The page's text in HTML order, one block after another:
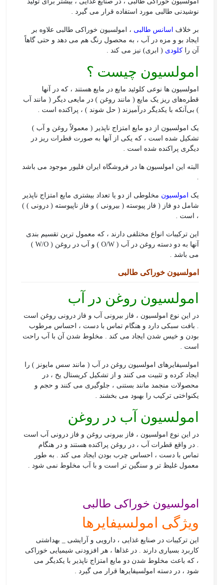
نوشیدنی طالبی مورد استفاده قرار می گیرد .
بر خلاف اسانس طالبی ، امولسیون خوراکی طالبی علاوه بر
ایجاد بو و مزه در آب ، به محصول رنگ هم می دهد و حتی گاهاً
آن را کلودی ( ابری) نیز می کند .
امولسیون چیست ؟
امولسیون ها نوعی کلوئید مایع در مایع هستند ، که در آنها
قطره‌های ریز یک مایع ( مانند روغن ) در مایعی دیگر ( مانند آب
) بی‌آنکه با یکدیگر درآمیزند ( حل شوند ) ، پراکنده‌ است .
یک امولسیون از دو مایع امتزاج ناپذیر ( معمولاً روغن و آب )
تشکیل شده‌ است ، که یکی از آنها به صورت قطرات ریز در
دیگری پراکنده شده‌ است .
البته این امولسیون ها در فروشگاه ایران فلیور موجود می باشد
یک امولسیون مخلوطی از دو یا تعداد بیشتری مایع امتزاج ناپذیر
شامل دو فاز ( فاز پیوسته ( بیرونی ) ‌و فاز ناپیوسته ( درونی ) )
، است .
این ترکیبات انواع مختلفی دارند ، که معمول ترین تقسیم بندی
آنها به دو دسته روغن در آب ( O/W ) و آب در روغن ( W/O )
می باشد .
امولسیون خوراکی طالبی
امولسیون روغن در آب
در این نوع امولسیون ، فاز بیرونی آب و فاز درونی روغن است
. بافت سبکی دارد و هنگام تماس با دست ، احساس مرطوب
بودن و خیس شدن ایجاد می کند . مخلوط شدن آن با آب راحت
است .
امولسیفایرهای امولسیون روغن در آب ( مانند سس مایونز ) را
ایجاد کرده و تثبیت می کنند و از تشکیل کریستال یخ ، در
محصولات منجمد مانند بستنی ، جلوگیری می کنند و حجم و
یکنواختی ترکیب را بهبود می بخشند .
امولسیون آب در روغن
در این نوع امولسیون ، فاز بیرونی روغن و فاز درونی آب است
. در واقع قطرات آب ، در روغن پراکنده هستند و در هنگام
تماس با دست ، احساس چرب بودن ایجاد می کند . به طور
معمول غلیظ تر و سنگین تر است و با آب مخلوط نمی شود .
امولسیون خوراکی طالبی
ویژگی امولسیفایرها
این ترکیبات در صنایع غذایی ، دارویی و آرایشی _ بهداشتی
کاربرد بسیاری دارند . در غذاها ، هر افزودنی شیمیایی خوراکی
، که باعث مخلوط شدن دو مایع امتزاج ناپذیر با یکدیگر می
شود ، در دسته امولسیفایرها قرار می گیرد .